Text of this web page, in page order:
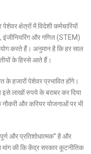
क्षेत्रों में विदेशी कर्मचारियों
इंजीनियरिंग और गणित (STEM)
करते हैं। अनुमान है कि हर साल
के हिस्से आते हैं।
के हजारों पेशेवर प्रभावित होंगे।
लाखों रुपये के बराबर कर दिया
और करियर योजनाओं पर भी
और प्रतिशोधात्मक” है और
मांग की कि केंद्र सरकार कूटनीतिक